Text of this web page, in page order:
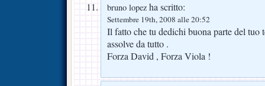
bruno lopez ha scritto:
Settembre 19th, 2008 alle 20:52
Il fatto che tu dedichi buona parte del
assolve da tutto .
Forza David , Forza Viola !